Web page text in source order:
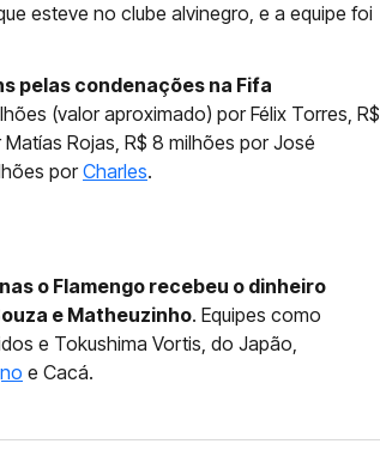
esteve no clube alvinegro, e a equipe foi
pelas condenações na Fifa
(valor aproximado) por Félix Torres, R$
Rojas, R$ 8 milhões por José
porCharles.
o Flamengo recebeu o dinheiro
e Matheuzinho. Equipes como
e Tokushima Vortis, do Japão,
e Cacá.